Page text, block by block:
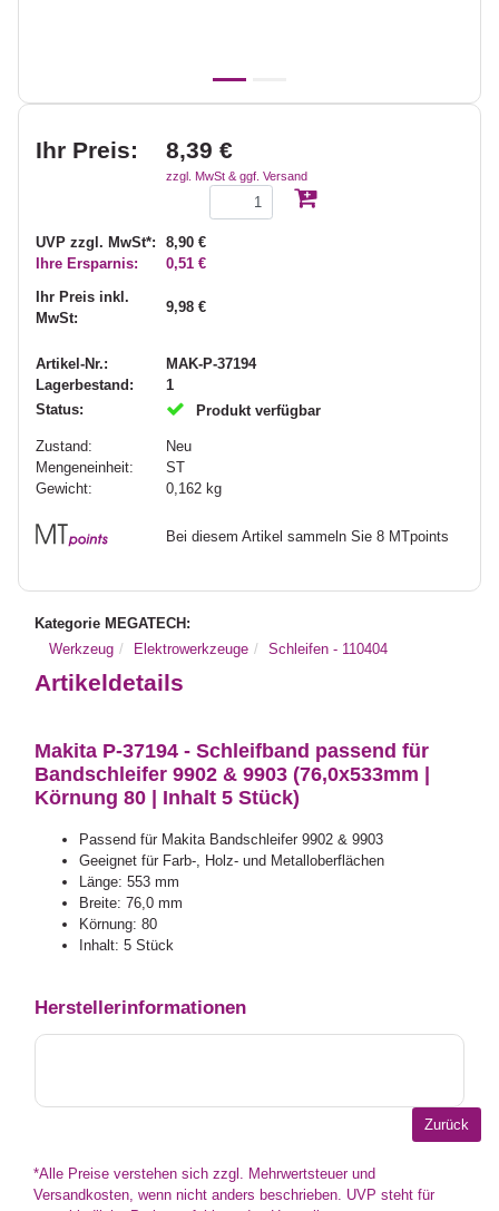
Ihr Preis: 8,39 €
zzgl. MwSt & ggf. Versand
UVP zzgl. MwSt*:
8,90 €
Ihre Ersparnis:
0,51 €
Ihr Preis inkl.
MwSt:
9,98 €
Artikel-Nr.:
MAK-P-37194
Lagerbestand:
1
Status:
Produkt verfügbar
Zustand:
Neu
Mengeneinheit:
ST
Gewicht:
0,162 kg
Bei diesem Artikel sammeln Sie 8 MTpoints
Kategorie MEGATECH:
Werkzeug
Elektrowerkzeuge Schleifen - 110404
Artikeldetails
Makita P-37194 - Schleifband passend für
Bandschleifer 9902 & 9903 (76,0x533mm |
Körnung 80 | Inhalt 5 Stück)
Passend für Makita Bandschleifer 9902 & 9903
Geeignet für Farb-, Holz- und Metalloberflächen
Länge: 553 mm
Breite: 76,0 mm
Körnung: 80
Inhalt: 5 Stück
Herstellerinformationen
*Alle Preise verstehen sich zzgl. Mehrwertsteuer und
Versandkosten, wenn nicht anders beschrieben. UVP steht für